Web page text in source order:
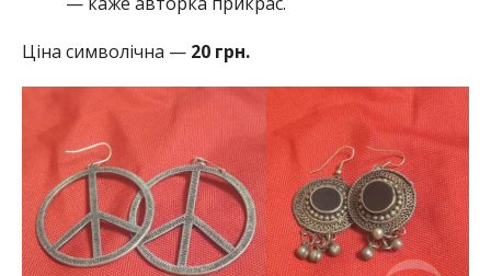
Ціна символічна — 20 грн.